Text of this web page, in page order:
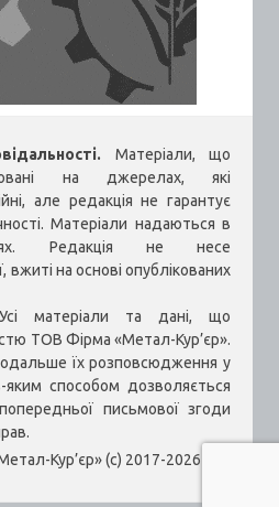
Матеріали, що
на джерелах, які
але редакція не гарантує
Матеріали надаються в
Редакція не несе
вжиті на основі опублікованих
матеріали та дані, що
ТОВ Фірма «Метал-Кур’єр».
їх розповсюдження у
способом дозволяється
письмової згоди
Кур’єр» (c) 2017-2026